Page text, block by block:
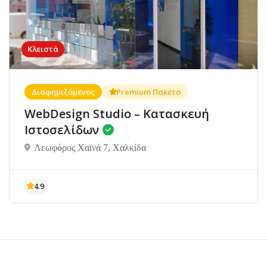
Κλειστά
Διαφημιζόμενος Premium Πακέτο
WebDesign Studio – Κατασκευή
Ιστοσελίδων
Λεωφόρος Χαϊνά 7, Χαλκίδα